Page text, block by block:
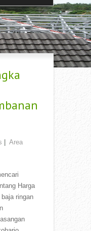
Area
Harga
ringan